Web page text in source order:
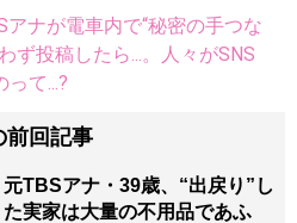
ナが電車内で“秘密の手つな
ず投稿したら...。人々がSNS
って...?
前回記事
元TBSアナ・39歳、“出戻り”し
た実家は大量の不用品であふ